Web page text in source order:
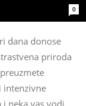
0
dana donose
priroda
intenzivne
vas vodi...